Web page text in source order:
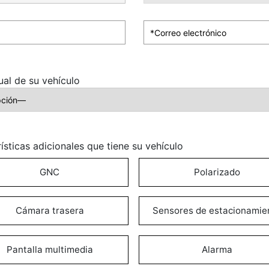
de su vehículo
adicionales que tiene su vehículo
GNC Polarizado
Cámara trasera Sensores de
Pantalla multimedia Alarma